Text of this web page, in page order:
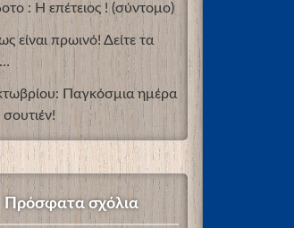
: Η επέτειος ! (σύντομο)
είναι πρωινό! Δείτε τα
Παγκόσμια ημέρα
Πρόσφατα σχόλια